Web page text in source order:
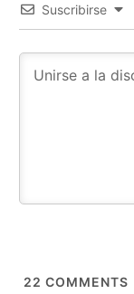
Suscribirse
22 COMMENTS